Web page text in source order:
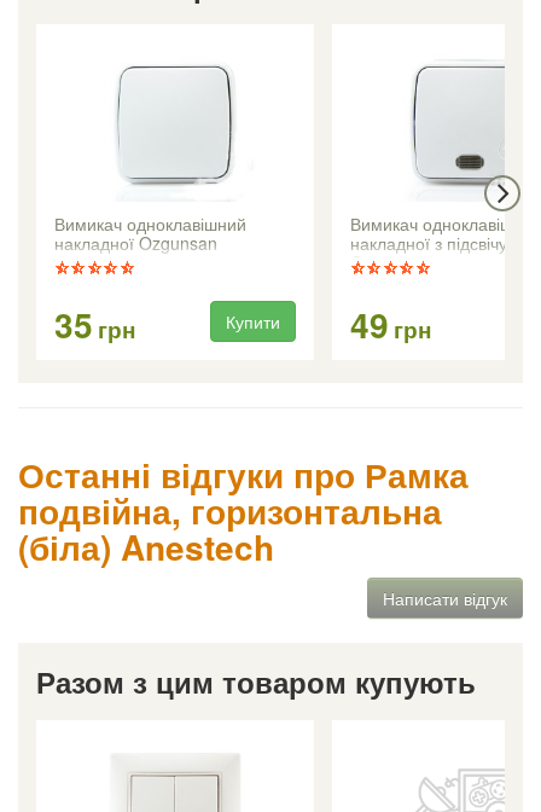
Вимикач одноклавішний
накладної Ozgunsan
35 грн Купити
Вимикач одноклавішний
накладної з
Ozgunsan
49 грн
Останні відгуки про Рамка
подвійна, горизонтальна
(біла) Anestech
Написати відгук
Разом з цим товаром купують